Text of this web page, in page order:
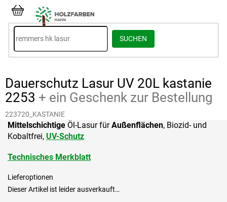
Inhalt
springen
SUCHEN
WARENKORB
Dauerschutz Lasur UV 20L kastanie
2253 + ein Geschenk zur Bestellung
223720_KASTANIE
Lieferoptionen
Dieser Artikel ist leider ausverkauft…
Mittelschichtige Öl-Lasur fürAußenflächen, Biozid- und
Kobaltfrei, UV-Schutz
Technisches Merkblatt